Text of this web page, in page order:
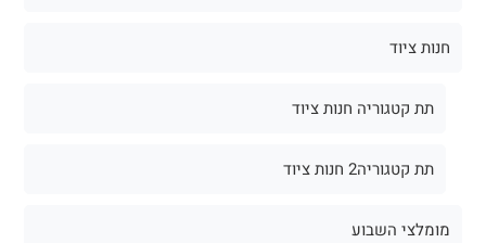
חנות ציוד
תת קטגוריה חנות ציוד
תת קטגוריה2 חנות ציוד
מומלצי השבוע